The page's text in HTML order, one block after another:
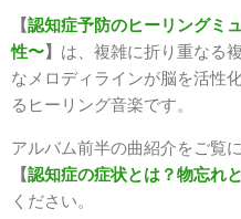
【認知症予防のヒーリングミ
性〜】 は、複雑に折り重なる
なメロディラインが脳を活性
るヒーリング音楽です。
アルバム前半の曲紹介をご覧
【認知症の症状とは？物忘れと
ください。